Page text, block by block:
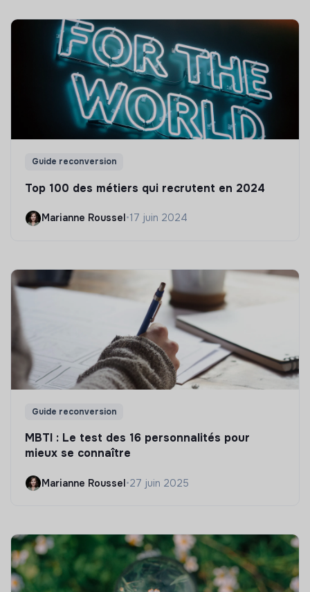
Guide reconversion
Top 100 des métiers qui recrutent en 2024
Marianne Roussel•17 juin 2024
Guide reconversion
MBTI : Le test des 16 personnalités pour
mieux se connaître
Marianne Roussel•27 juin 2025